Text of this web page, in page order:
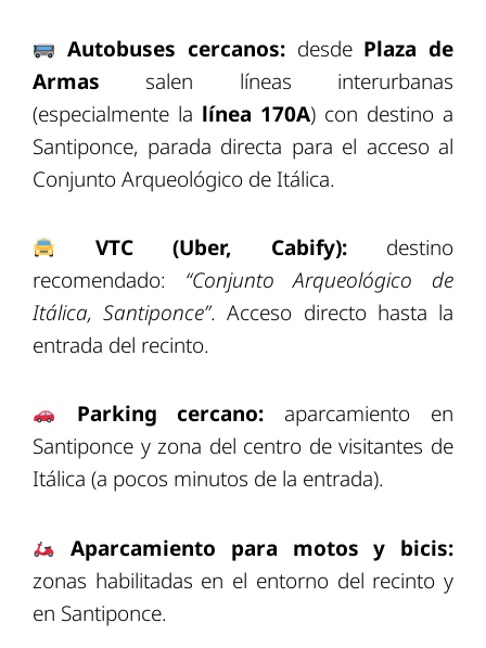
Autobuses cercanos: desde Plaza de
Armas salen líneas interurbanas
(especialmente la línea 170A) con destino a
Santiponce, parada directa para el acceso al
Conjunto Arqueológico de Itálica.
VTC (Uber, Cabify):destino
recomendado: “Conjunto Arqueológico de
Itálica, Santiponce”. Acceso directo hasta la
entrada del recinto.
Parking cercano: aparcamiento en
Santiponce y zona del centro de visitantes de
Itálica (a pocos minutos de la entrada).
Aparcamiento para motos y bicis:
zonas habilitadas en el entorno del recinto y
en Santiponce.